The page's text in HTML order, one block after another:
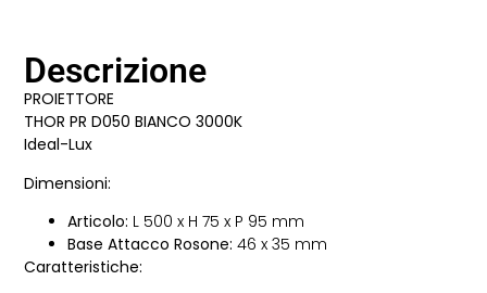
Descrizione
PROIETTORE
THOR PR D050 BIANCO 3000K
Ideal-Lux
Dimensioni:
Articolo: L 500 x H 75 x P 95 mm
Base Attacco Rosone: 46 x 35 mm
Caratteristiche: